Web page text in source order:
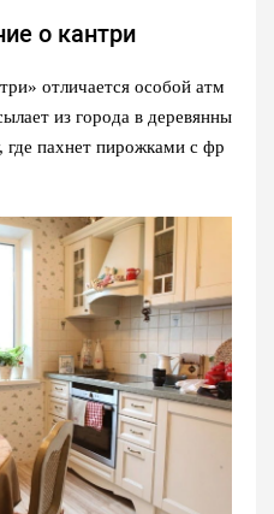
о кантри
отличается особой атм
из города в деревянны
где пахнет пирожками с фр